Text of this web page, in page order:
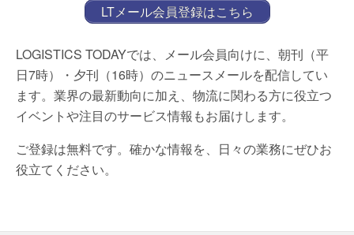
LTメール会員登録はこちら
LOGISTICS TODAYでは、メール会員向けに、朝刊（平
日7時）・夕刊（16時）のニュースメールを配信してい
ます。業界の最新動向に加え、物流に関わる方に役立つ
イベントや注目のサービス情報もお届けします。
ご登録は無料です。確かな情報を、日々の業務にぜひお
役立てください。